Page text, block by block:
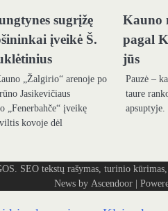
sugrįžę
įveikė Š.
„Žalgirio“ arenoje po
Jasikevičiaus
„Fenerbahče“ įveikę
kovoje dėl
Kauno
pagal
jūs
Pauzė –
taure
apsuptyje.
tekstų rašymas, turinio kūrimas,
News by Ascendoor|